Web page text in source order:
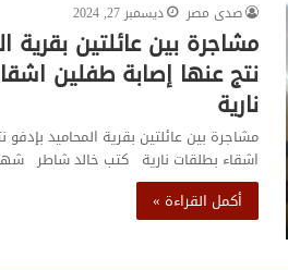
صدى مصر ديسمبر 27, 2024
مشاجرة بين عائلتين بقرية
نتج عنها إصابة طفلين
نارية
مشاجرة بين عائلتين بقرية المحاميد
اشقاء بطلقات نارية كتب خالد شاطر
أكمل القراءة »